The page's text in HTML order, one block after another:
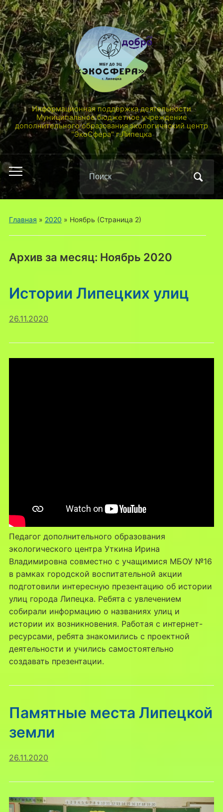
Информационная поддержка деятельности
Муниципальное бюджетное учреждение
дополнительного образования экологический центр
"ЭкоСфера" г.Липецка
Переключить
мобильное
меню
Поиск
по:
Главная » 2020 » Ноябрь (Страница 2)
Архив за месяц: Ноябрь 2020
Истории Липецких улиц
26.11.2020
Педагог дополнительного образования
экологического центра Уткина Ирина
Владимировна совместно с учащимися МБОУ №16
в рамках городской воспитательной акции
подготовили интересную презентацию об истории
улиц города Липецка. Ребята с увлечением
собирали информацию о названиях улиц и
истории их возникновения. Работая с интернет-
ресурсами, ребята знакомились с проектной
деятельности и учились самостоятельно
создавать презентации.
Памятные места Липецкой
земли
26.11.2020